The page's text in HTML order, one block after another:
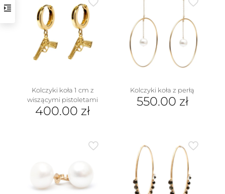
Kolczyki koła 1 cm z
wiszącymi pistoletami
400.00 zł
Kolczyki koła z perłą
550.00 zł